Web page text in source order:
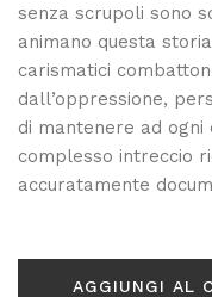
senza scrupoli sono
animano questa
carismatici
dall’oppressione,
di mantenere ad
complesso intreccio
accuratamente
AGGIUNGI AL